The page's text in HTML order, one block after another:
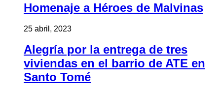
Homenaje a Héroes de Malvinas
25 abril, 2023
Alegría por la entrega de tres
viviendas en el barrio de ATE en
Santo Tomé